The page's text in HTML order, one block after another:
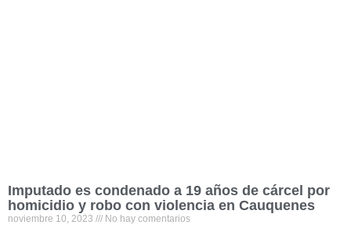
Imputado es condenado a 19 años de cárcel por
homicidio y robo con violencia en Cauquenes
noviembre 10, 2023 No hay comentarios